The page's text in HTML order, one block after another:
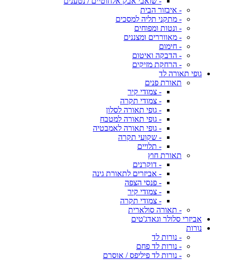
- איבזור הבית
- מתקני תליה למסכים
- ונטות ומפוחים
- מאווררים ומצננים
- חימום
- הדבקה ואיטום
- הרחקת מזיקים
גופי תאורה לד
תאורת פנים
- צמודי קיר
- צמודי תקרה
- גופי תאורה לסלון
- גופי תאורה למטבח
- גופי תאורה לאמבטיה
- שקועי תקרה
- תלויים
תאורת חוץ
- דוקרנים
- אביזרים לתאורת גינה
- פנסי הצפה
- צמודי קיר
- צמודי תקרה
- תאורה סולארית
אביזרי סלולר וגאדג'טים
נורות
- נורות לד
- נורות לד פחם
- נורות לד פיליפס / אוסרם